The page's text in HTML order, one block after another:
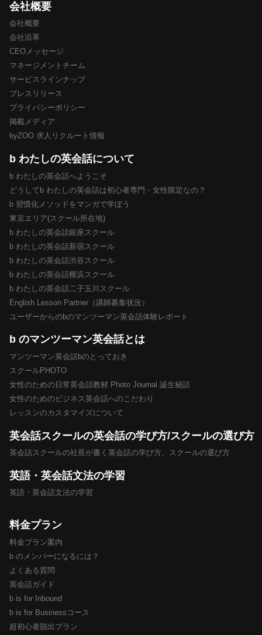
会社概要
会社概要
会社沿革
CEOメッセージ
マネージメントチーム
サービスラインナップ
プレスリリース
プライバシーポリシー
掲載メディア
byZOO 求人リクルート情報
b わたしの英会話について
b わたしの英会話へようこそ
どうしてb わたしの英会話は初心者専門・女性限定なの？
b 習慣化メソッドをマンガで学ぼう
東京エリア(スクール所在地)
b わたしの英会話銀座スクール
b わたしの英会話新宿スクール
b わたしの英会話渋谷スクール
b わたしの英会話横浜スクール
b わたしの英会話二子玉川スクール
English Lesson Partner（講師募集状況）
ユーザーからのbのマンツーマン英会話体験レポート
b のマンツーマン英会話とは
マンツーマン英会話bのとっておき
スクールPHOTO
女性のための日常英会話教材 Photo Journal 誕生秘話
女性のためのビジネス英会話へのこだわり
レッスンのカスタマイズについて
英会話スクールの英会話の学び方/スクールの選び方
英会話スクールの社長が書く英会話の学び方、スクールの選び方
英語・英会話文法の学習
英語・英会話文法の学習
料金プラン
料金プラン案内
b のメンバーになるには？
よくある質問
英会話ガイド
b is for Inbound
b is for Businessコース
超初心者脱出プラン